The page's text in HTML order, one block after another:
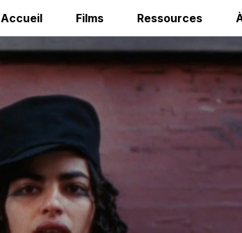
Accueil Films Ressources